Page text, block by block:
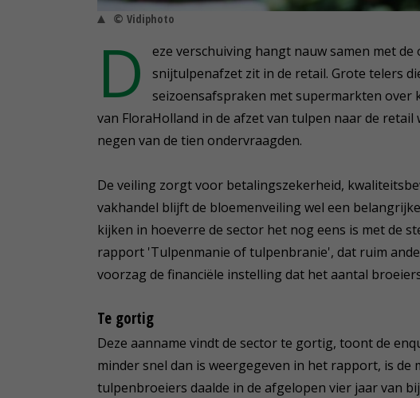
© Vidiphoto
D
eze verschuiving hangt nauw samen met
snijtulpenafzet zit in de retail. Grote telers
seizoensafspraken met supermarkten over
van FloraHolland in de afzet van tulpen naar de
negen van de tien ondervraagden.
De veiling zorgt voor betalingszekerheid,
vakhandel blijft de bloemenveiling wel een
kijken in hoeverre de sector het nog eens is met de
rapport 'Tulpenmanie of tulpenbranie', dat ruim
voorzag de financiële instelling dat het aantal
Te gortig
Deze aanname vindt de sector te gortig, toont de
minder snel dan is weergegeven in het rapport, is de
tulpenbroeiers daalde in de afgelopen vier jaar van